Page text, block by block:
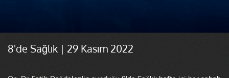
8'de Sağlık | 29 Kasım 2022